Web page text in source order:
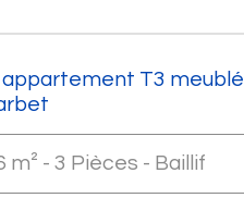
appartement T3 meublé
- 3 Pièces - Baillif